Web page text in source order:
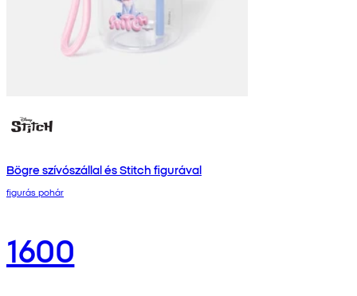
Bögre szívószállal és Stitch figurával
figurás pohár
1600